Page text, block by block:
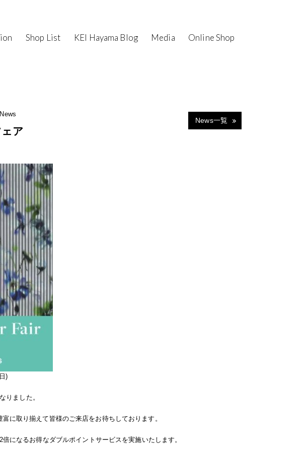
Shop List KEI Hayama Blog Media Online Shop
ア
News一覧
)
りました。
に取り揃えて皆様のご来店をお待ちしております。
になるお得なダブルポイントサービスを実施いたします。